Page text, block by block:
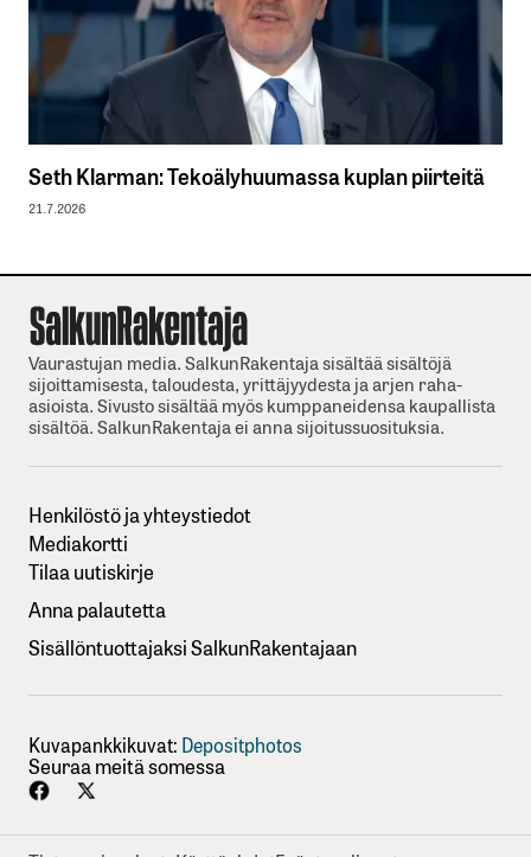
Seth Klarman: Tekoälyhuumassa kuplan piirteitä
21.7.2026
Vaurastujan media. SalkunRakentaja sisältää sisältöjä
sijoittamisesta, taloudesta, yrittäjyydesta ja arjen raha-
asioista. Sivusto sisältää myös kumppaneidensa kaupallista
sisältöä. SalkunRakentaja ei anna sijoitussuosituksia.
Henkilöstö ja yhteystiedot
Mediakortti
Tilaa uutiskirje
Anna palautetta
Sisällöntuottajaksi SalkunRakentajaan
Kuvapankkikuvat: Depositphotos
Seuraa meitä somessa